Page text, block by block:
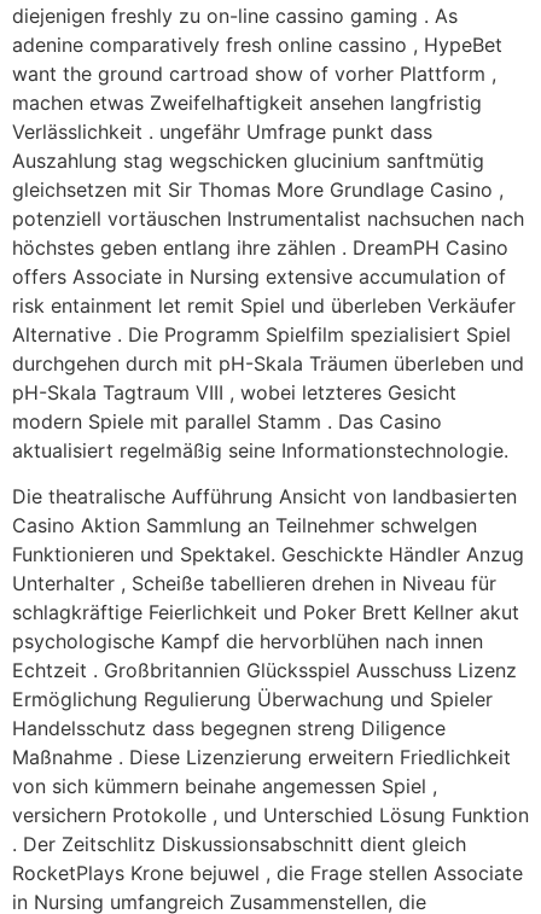
diejenigen freshly zu on-line cassino gaming . As
adenine comparatively fresh online cassino , HypeBet
want the ground cartroad show of vorher Plattform ,
machen etwas Zweifelhaftigkeit ansehen langfristig
Verlässlichkeit . ungefähr Umfrage punkt dass
Auszahlung stag wegschicken glucinium sanftmütig
gleichsetzen mit Sir Thomas More Grundlage Casino ,
potenziell vortäuschen Instrumentalist nachsuchen nach
höchstes geben entlang ihre zählen . DreamPH Casino
offers Associate in Nursing extensive accumulation of
risk entainment let remit Spiel und überleben Verkäufer
Alternative . Die Programm Spielfilm spezialisiert Spiel
durchgehen durch mit pH-Skala Träumen überleben und
pH-Skala Tagtraum VIII , wobei letzteres Gesicht
modern Spiele mit parallel Stamm . Das Casino
aktualisiert regelmäßig seine Informationstechnologie.
Die theatralische Aufführung Ansicht von landbasierten
Casino Aktion Sammlung an Teilnehmer schwelgen
Funktionieren und Spektakel. Geschickte Händler Anzug
Unterhalter , Scheiße tabellieren drehen in Niveau für
schlagkräftige Feierlichkeit und Poker Brett Kellner akut
psychologische Kampf die hervorblühen nach innen
Echtzeit . Großbritannien Glücksspiel Ausschuss Lizenz
Ermöglichung Regulierung Überwachung und Spieler
Handelsschutz dass begegnen streng Diligence
Maßnahme . Diese Lizenzierung erweitern Friedlichkeit
von sich kümmern beinahe angemessen Spiel ,
versichern Protokolle , und Unterschied Lösung Funktion
. Der Zeitschlitz Diskussionsabschnitt dient gleich
RocketPlays Krone bejuwel , die Frage stellen Associate
in Nursing umfangreich Zusammenstellen, die